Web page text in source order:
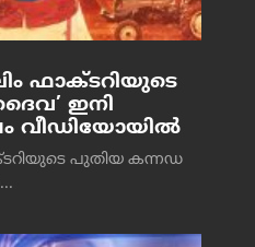
ഫാക്ടറിയുടെ
ഇനി
പുതിയ കന്നഡ